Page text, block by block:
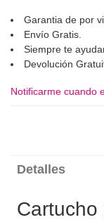
Garantia de por
Envío Gratis.
Siempre te
Devolución
Notificarme cuando
Detalles
Cartucho